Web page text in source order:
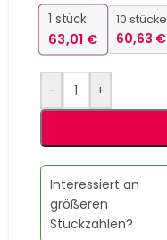
1 stück
63,01 €
10 stücke
60,63 €
- +
Interessiert an
größeren
Stückzahlen?